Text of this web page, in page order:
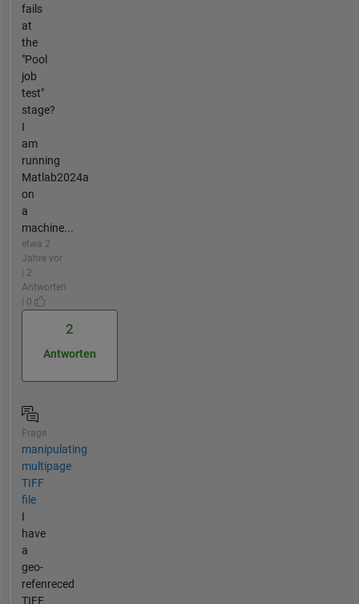
fails
at
the
"Pool
job
test"
stage?
I
am
running
Matlab2024a
on
a
machine...
etwa 2
Jahre vor
| 2
Antworten
| 0
2
Antworten
Frage
manipulating
multipage
TIFF
file
I
have
a
geo-
refenreced
TIFF